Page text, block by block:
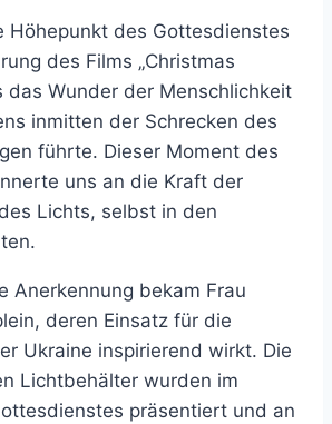
Höhepunkt des Gottesdienstes
des Films „Christmas
das Wunder der Menschlichkeit
inmitten der Schrecken des
führte. Dieser Moment des
uns an die Kraft der
Lichts, selbst in den
Anerkennung bekam Frau
deren Einsatz für die
Ukraine inspirierend wirkt. Die
Lichtbehälter wurden im
präsentiert und an